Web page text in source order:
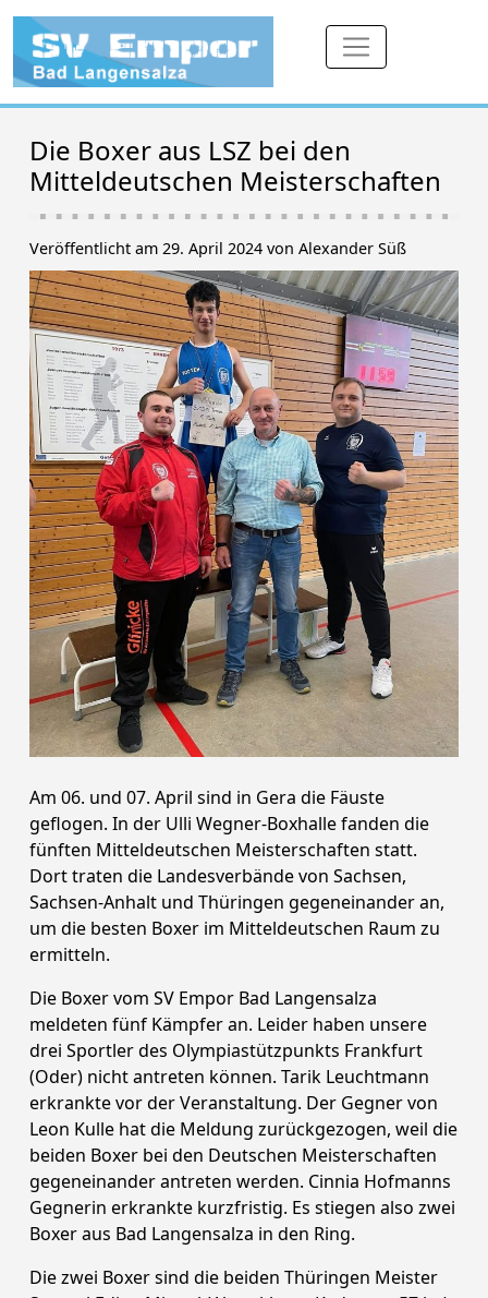
Die Boxer aus LSZ bei den
Mitteldeutschen Meisterschaften
Veröffentlicht am 29. April 2024 von Alexander Süß
Am 06. und 07. April sind in Gera die Fäuste
geflogen. In der Ulli Wegner-Boxhalle fanden die
fünften Mitteldeutschen Meisterschaften statt.
Dort traten die Landesverbände von Sachsen,
Sachsen-Anhalt und Thüringen gegeneinander an,
um die besten Boxer im Mitteldeutschen Raum zu
ermitteln.
Die Boxer vom SV Empor Bad Langensalza
meldeten fünf Kämpfer an. Leider haben unsere
drei Sportler des Olympiastützpunkts Frankfurt
(Oder) nicht antreten können. Tarik Leuchtmann
erkrankte vor der Veranstaltung. Der Gegner von
Leon Kulle hat die Meldung zurückgezogen, weil die
beiden Boxer bei den Deutschen Meisterschaften
gegeneinander antreten werden. Cinnia Hofmanns
Gegnerin erkrankte kurzfristig. Es stiegen also zwei
Boxer aus Bad Langensalza in den Ring.
Die zwei Boxer sind die beiden Thüringen Meister